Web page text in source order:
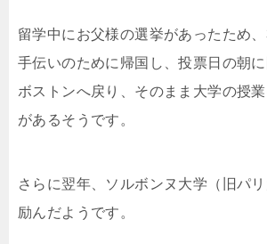
留学中にお父様の選挙があったため
手伝いのために帰国し、投票日の朝
ボストンへ戻り、そのまま大学の授
があるそうです。
さらに翌年、ソルボンヌ大学（旧パ
励んだようです。